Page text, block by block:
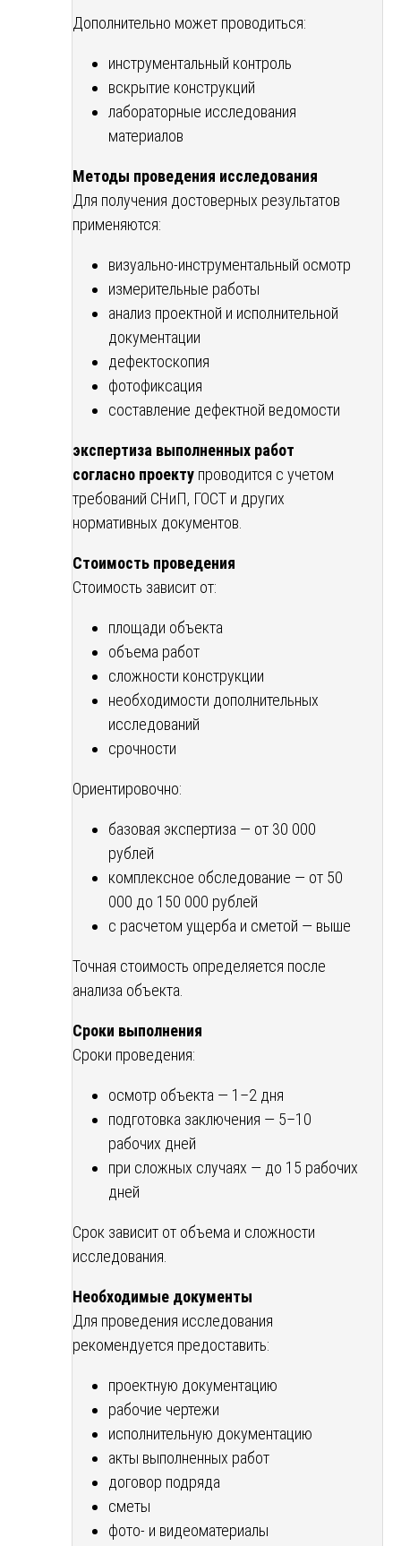
Дополнительно может проводиться:
инструментальный контроль
вскрытие конструкций
лабораторные исследования
материалов
Методы проведения исследования
Для получения достоверных результатов
применяются:
визуально-инструментальный осмотр
измерительные работы
анализ проектной и исполнительной
документации
дефектоскопия
фотофиксация
составление дефектной ведомости
экспертиза выполненных работ
согласно проекту проводится с учетом
требований СНиП, ГОСТ и других
нормативных документов.
Стоимость проведения
Стоимость зависит от:
площади объекта
объема работ
сложности конструкции
необходимости дополнительных
исследований
срочности
Ориентировочно:
базовая экспертиза — от 30 000
рублей
комплексное обследование — от 50
000 до 150 000 рублей
с расчетом ущерба и сметой — выше
Точная стоимость определяется после
анализа объекта.
Сроки выполнения
Сроки проведения:
осмотр объекта — 1–2 дня
подготовка заключения — 5–10
рабочих дней
при сложных случаях — до 15 рабочих
дней
Срок зависит от объема и сложности
исследования.
Необходимые документы
Для проведения исследования
рекомендуется предоставить:
проектную документацию
рабочие чертежи
исполнительную документацию
акты выполненных работ
договор подряда
сметы
фото- и видеоматериалы